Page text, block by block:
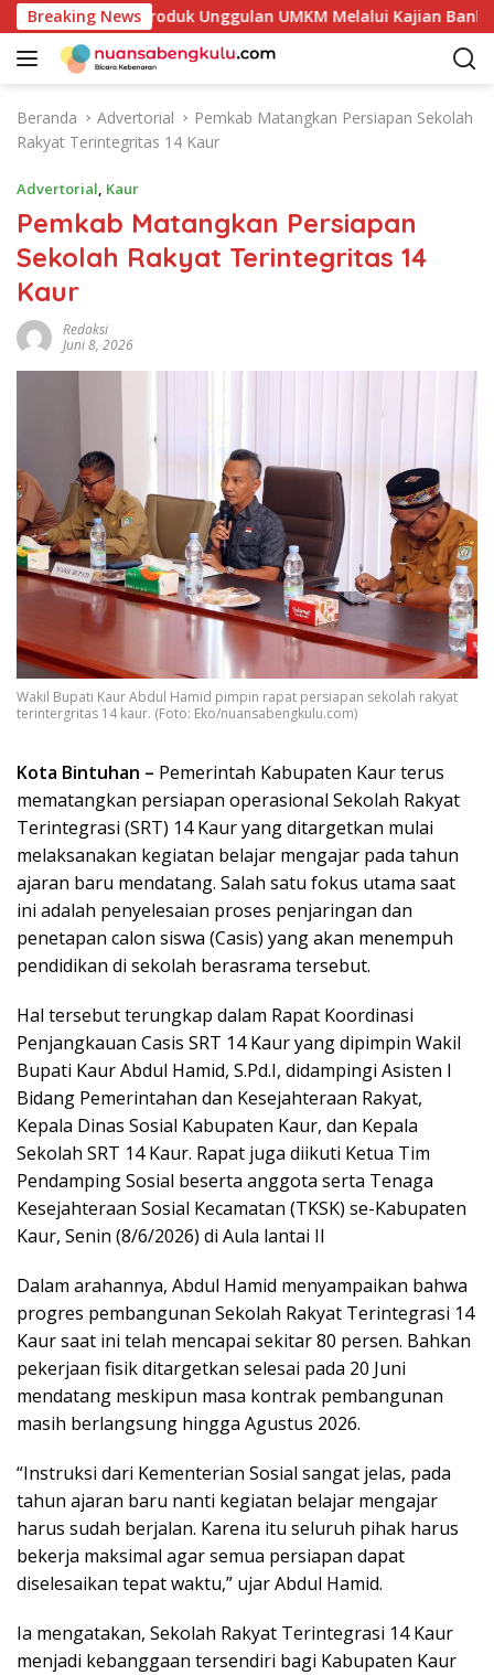
a
Breaking News
Potensi Produk Unggulan UMKM Melalui Kajian Bank
Beranda Advertorial
Pemkab Matangkan Persiapan Sekolah
Rakyat Terintegritas 14 Kaur
Advertorial, Kaur
Pemkab Matangkan Persiapan
Sekolah Rakyat Terintegritas 14
Kaur
Redaksi
Juni 8, 2026
Wakil Bupati Kaur Abdul Hamid pimpin rapat persiapan sekolah rakyat
terintergritas 14 kaur. (Foto: Eko/nuansabengkulu.com)
Kota Bintuhan – Pemerintah Kabupaten Kaur terus
mematangkan persiapan operasional Sekolah Rakyat
Terintegrasi (SRT) 14 Kaur yang ditargetkan mulai
melaksanakan kegiatan belajar mengajar pada tahun
ajaran baru mendatang. Salah satu fokus utama saat
ini adalah penyelesaian proses penjaringan dan
penetapan calon siswa (Casis) yang akan menempuh
pendidikan di sekolah berasrama tersebut.
Hal tersebut terungkap dalam Rapat Koordinasi
Penjangkauan Casis SRT 14 Kaur yang dipimpin Wakil
Bupati Kaur Abdul Hamid, S.Pd.I, didampingi Asisten I
Bidang Pemerintahan dan Kesejahteraan Rakyat,
Kepala Dinas Sosial Kabupaten Kaur, dan Kepala
Sekolah SRT 14 Kaur. Rapat juga diikuti Ketua Tim
Pendamping Sosial beserta anggota serta Tenaga
Kesejahteraan Sosial Kecamatan (TKSK) se-Kabupaten
Kaur, Senin (8/6/2026) di Aula lantai II
Dalam arahannya, Abdul Hamid menyampaikan bahwa
progres pembangunan Sekolah Rakyat Terintegrasi 14
Kaur saat ini telah mencapai sekitar 80 persen. Bahkan
pekerjaan fisik ditargetkan selesai pada 20 Juni
mendatang meskipun masa kontrak pembangunan
masih berlangsung hingga Agustus 2026.
“Instruksi dari Kementerian Sosial sangat jelas, pada
tahun ajaran baru nanti kegiatan belajar mengajar
harus sudah berjalan. Karena itu seluruh pihak harus
bekerja maksimal agar semua persiapan dapat
diselesaikan tepat waktu,” ujar Abdul Hamid.
Ia mengatakan, Sekolah Rakyat Terintegrasi 14 Kaur
menjadi kebanggaan tersendiri bagi Kabupaten Kaur